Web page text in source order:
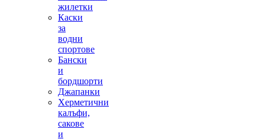
жилетки
Каски
за
водни
спортове
Бански
и
бордшорти
Джапанки
Херметични
калъфи,
сакове
и